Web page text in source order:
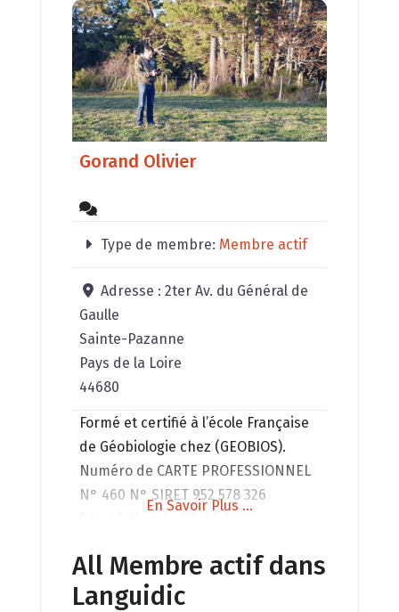
Gorand Olivier
Type de membre: Membre actif
Adresse :2ter Av. du Général de
Gaulle
Sainte-Pazanne
Pays de la Loire
44680
Formé et certifié à l’école Française
de Géobiologie chez (GEOBIOS).
Numéro de CARTE PROFESSIONNEL
N° 460 N° SIRET 952 578 326
géobiologiques des : – Terrains nus
et après construction de la maison.
En Savoir Plus ...
All Membre actif dans
Languidic